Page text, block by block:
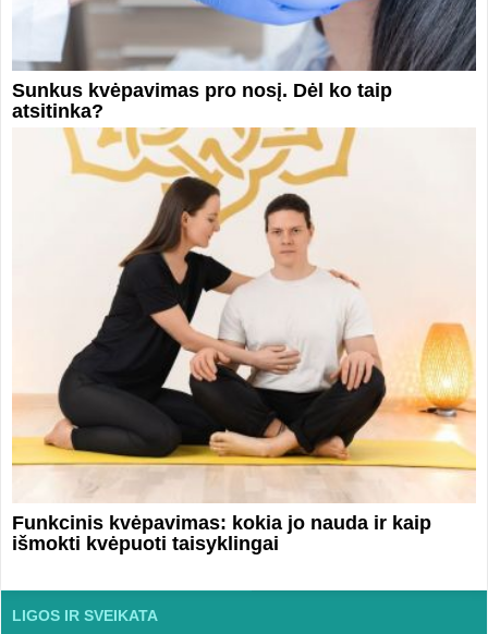
Sunkus kvėpavimas pro nosį. Dėl ko taip
atsitinka?
Funkcinis kvėpavimas: kokia jo nauda ir kaip
išmokti kvėpuoti taisyklingai
LIGOS IR SVEIKATA